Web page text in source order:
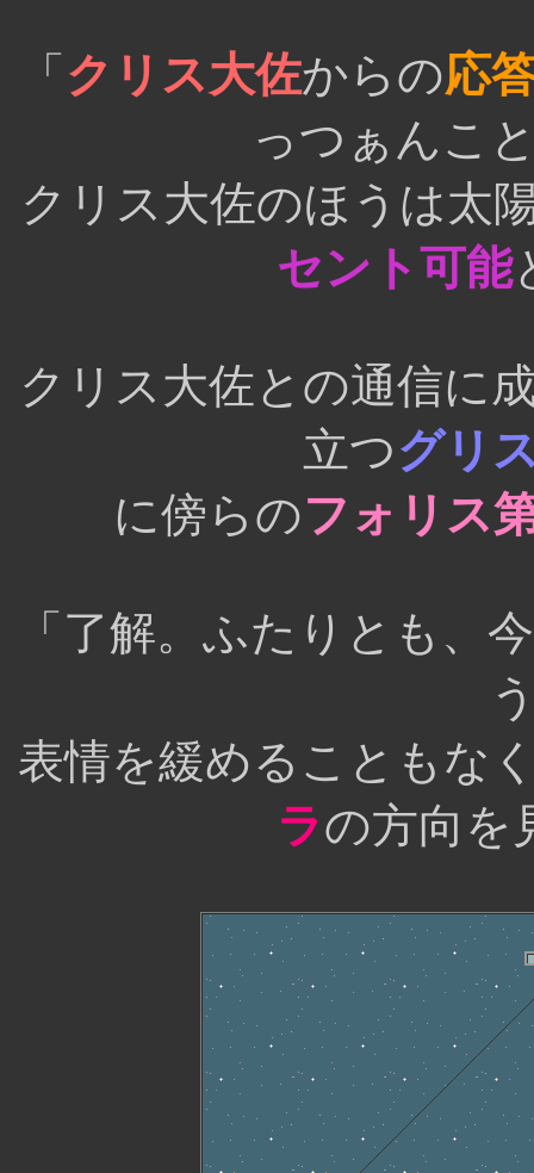
「 クリス大佐からの応
っつぁんこ
クリス大佐のほうは太
セント可能
クリス大佐との通信に
立つグリ
に傍らのフォリス
「了解。ふたりとも、
表情を緩めることもな
ラの方向を